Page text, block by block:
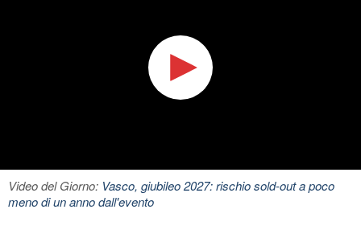
Video del Giorno: Vasco, giubileo 2027: rischio sold-out a poco
meno di un anno dall'evento